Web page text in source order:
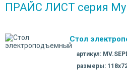
ПРАЙС ЛИСТ серия
Стол
артикул:
размеры: